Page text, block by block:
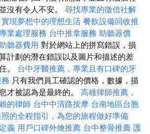
沒有令人不安。 尋找專業的徵信社解
現夢想中的理想生活 餐飲設備回收推
業處理服務 台中推拿服務 助聽器價
聽器費用 對於網站上的拼寫錯誤，損
計劃的潛在錯誤以及圖片和描述的差
。 台中牙醫推薦，專業且有口碑的牙
只有我們員工確認的價格，數據，描
才被認為是最終的。 高雄律師推薦，
的律師 台中中清路按摩 台南地區台胞
的全程指引，為您的旅程做好準備
義 用戶口碑外燴推薦 台中整骨推薦 護